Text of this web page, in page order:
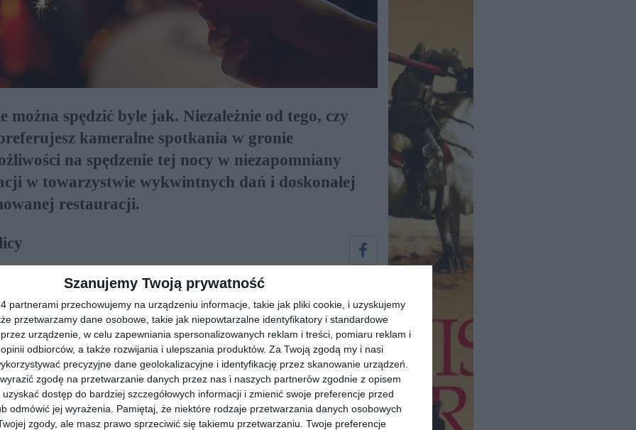
Szanujemy Twoją prywatność
partnerami przechowujemy na urządzeniu informacje, takie jak pliki cookie, i uzyskujemy
przetwarzamy dane osobowe, takie jak niepowtarzalne identyfikatory i standardowe
przez urządzenie, w celu zapewniania spersonalizowanych reklam i treści, pomiaru reklam i
odbiorców, a także rozwijania i ulepszania produktów. Za Twoją zgodą my i nasi
precyzyjne dane geolokalizacyjne i identyfikację przez skanowanie urządzeń.
zgodę na przetwarzanie danych przez nas i naszych partnerów zgodnie z opisem
dostęp do bardziej szczegółowych informacji i zmienić swoje preferencje przed
odmówić jej wyrażenia.
Pamiętaj, że niektóre rodzaje przetwarzania danych osobowych
zgody, ale masz prawo sprzeciwić się takiemu przetwarzaniu. Twoje preferencje
spędzić byle jak. Niezależnie od tego, czy
kameralne spotkania w gronie
na spędzenie tej nocy w niezapomniany
w towarzystwie wykwintnych dań i doskonałej
restauracji.
oferuje mnóstwo atrakcji na zakończenie
Brasserie Moderne, która przyciąga gości nie tylko
wnętrza łączy nowoczesny design z klasyczną
staje się prawdziwym świętem dla zmysłów.
podróż kulinarna, która zadowoli najbardziej
danie było nie tylko smaczne, ale i estetycznie
rozpoczęcie nowego roku niż delektowanie się